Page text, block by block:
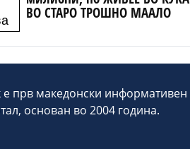
ВО СТАРО ТРОШНО МААЛО
е прв македонски информативен
основан во 2004 година.